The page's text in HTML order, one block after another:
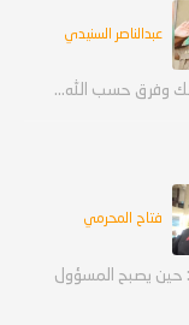
عبدالناصر السنيدي
وفرق حسب الله...
فتاح المحرمي
حين يصبح المسؤول